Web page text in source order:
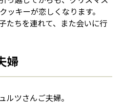
ッキーが恋しくなります。
たちを連れて、また会いに行
婦
ルツさんご夫婦。